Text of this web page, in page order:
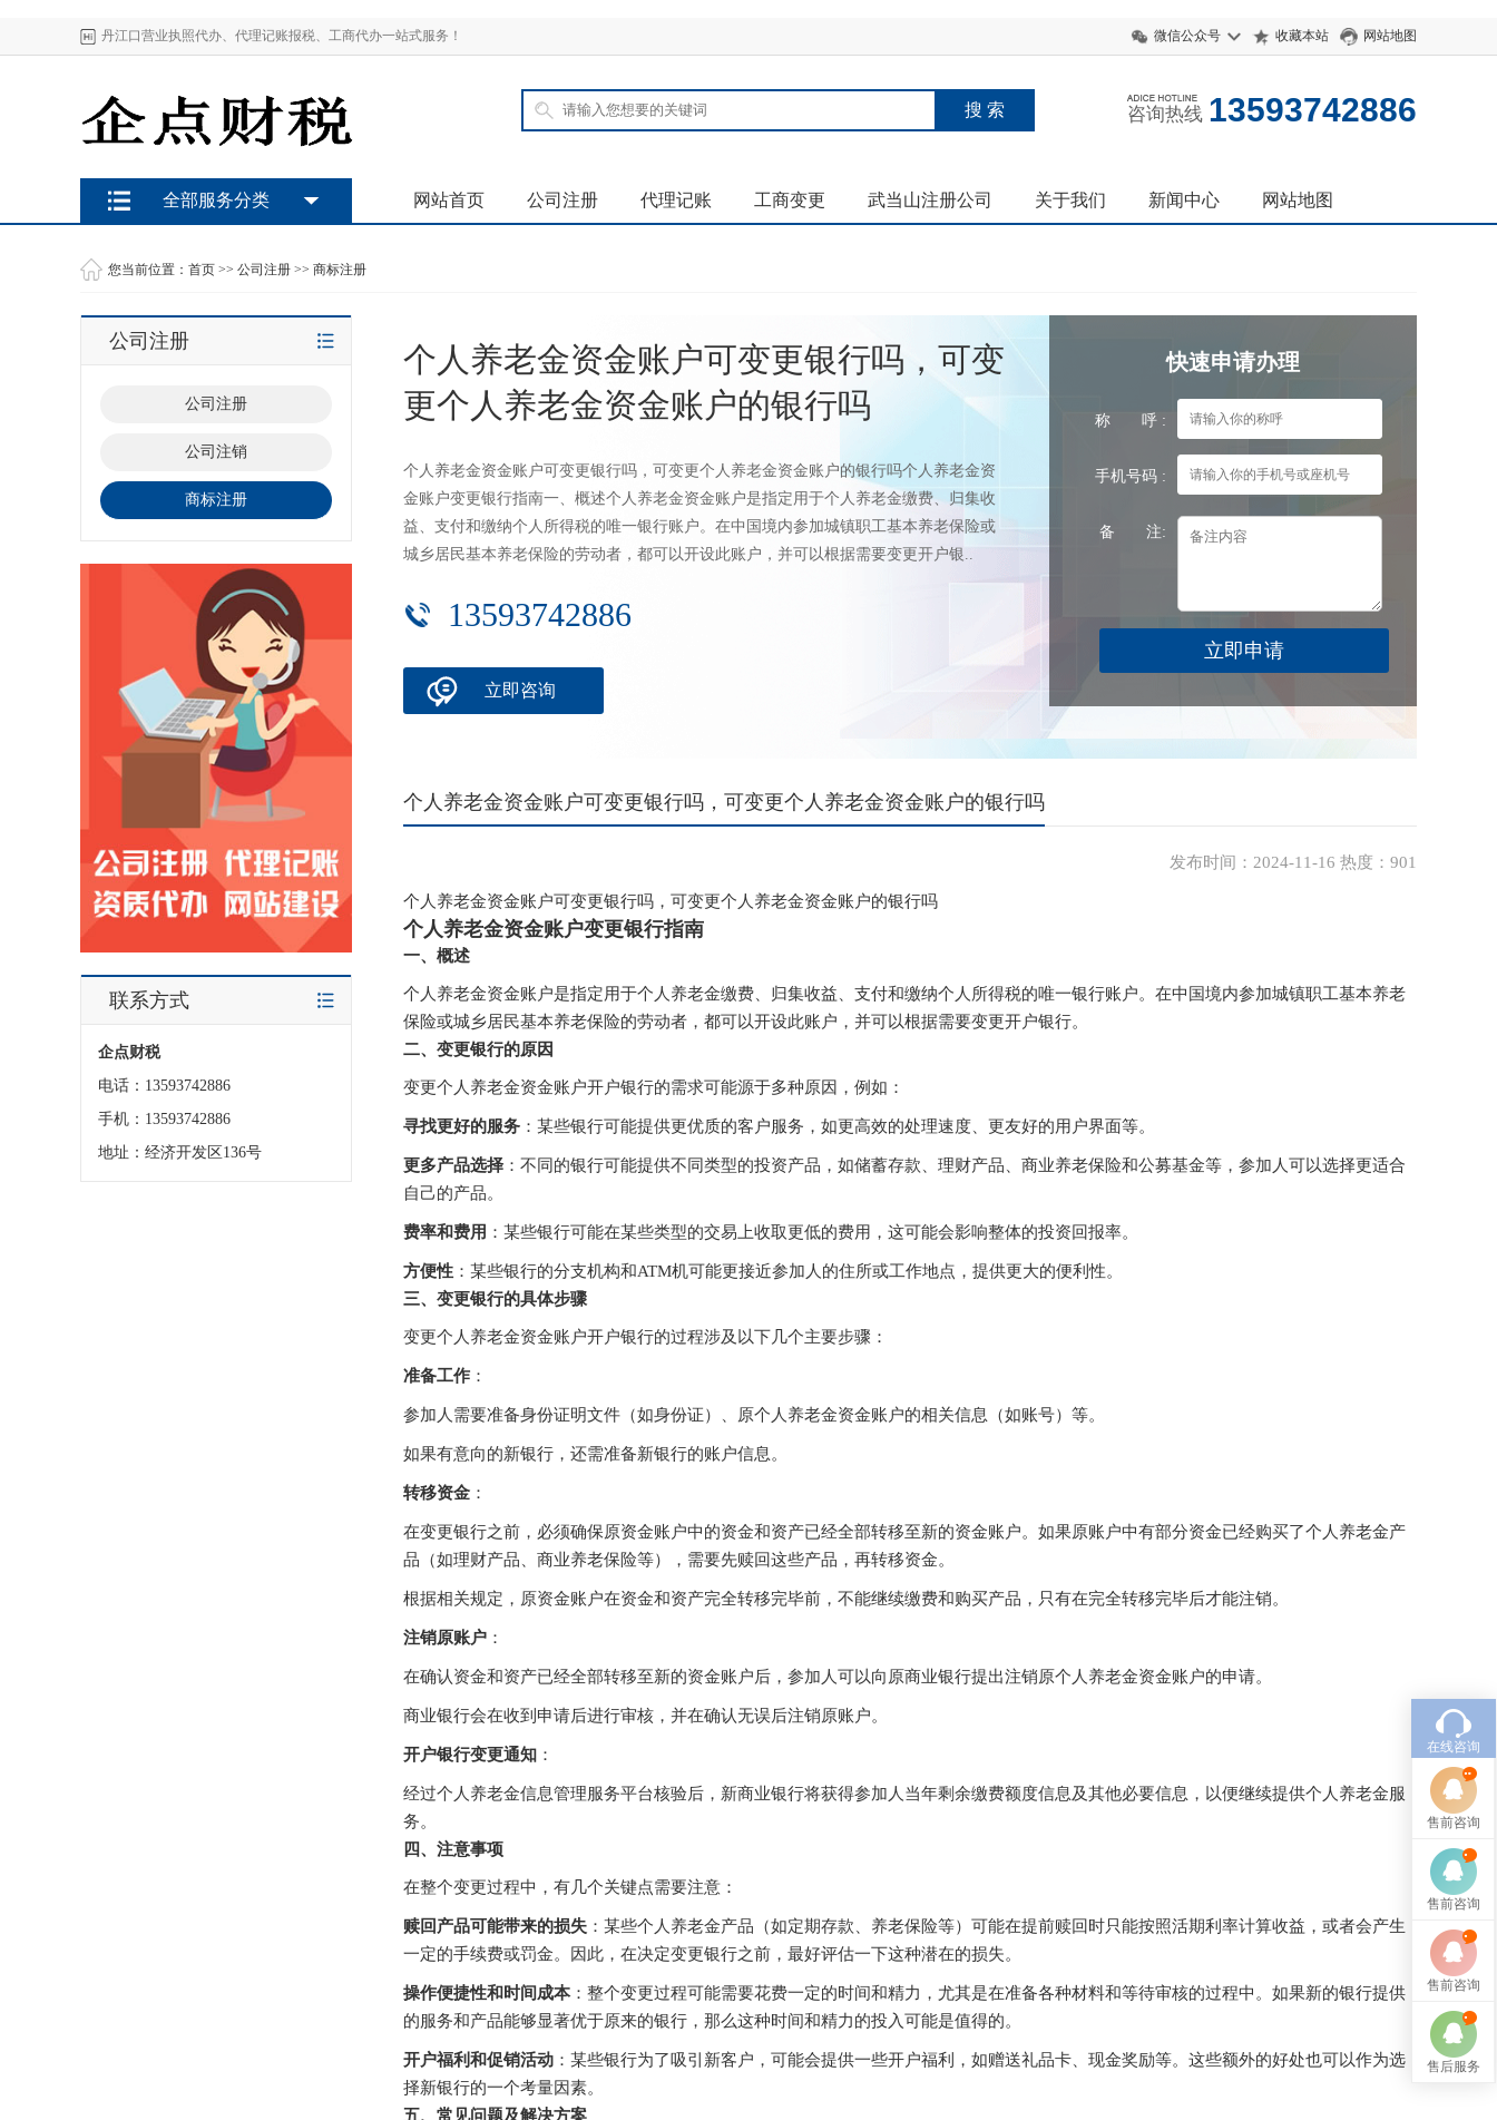
丹江口营业执照代办、代理记账报税、工商代办一站式服务！ 微信公众号 收藏本站 网站地图
咨询热线 13593742886
网站首页 公司注册 代理记账 工商变更 武当山注册公司 关于我们 新闻中心 网站地图
全部服务分类
您当前位置： 首页 >> 公司注册 >> 商标注册
公司注册
公司注册
公司注销
商标注册
联系方式
企点财税
电话：13593742886
手机：13593742886
地址：经济开发区136号
个人养老金资金账户可变更银行吗，可变
更个人养老金资金账户的银行吗
个人养老金资金账户可变更银行吗，可变更个人养老金资金账户的银行吗个人养老金资
金账户变更银行指南一、概述个人养老金资金账户是指定用于个人养老金缴费、归集收
益、支付和缴纳个人所得税的唯一银行账户。在中国境内参加城镇职工基本养老保险或
城乡居民基本养老保险的劳动者，都可以开设此账户，并可以根据需要变更开户银..
13593742886
立即咨询
快速申请办理
称 呼 :
手机号码 :
备 注:
个人养老金资金账户可变更银行吗，可变更个人养老金资金账户的银行吗
发布时间：2024-11-16 热度：901
个人养老金资金账户可变更银行吗，可变更个人养老金资金账户的银行吗
个人养老金资金账户变更银行指南
一、概述
个人养老金资金账户是指定用于个人养老金缴费、归集收益、支付和缴纳个人所得税的唯一银行账户。在中国境内参加城镇职工基本养老
保险或城乡居民基本养老保险的劳动者，都可以开设此账户，并可以根据需要变更开户银行。
二、变更银行的原因
变更个人养老金资金账户开户银行的需求可能源于多种原因，例如：
寻找更好的服务 ：某些银行可能提供更优质的客户服务，如更高效的处理速度、更友好的用户界面等。
更多产品选择 ：不同的银行可能提供不同类型的投资产品，如储蓄存款、理财产品、商业养老保险和公募基金等，参加人可以选择更适合
自己的产品。
费率和费用 ：某些银行可能在某些类型的交易上收取更低的费用，这可能会影响整体的投资回报率。
方便性 ：某些银行的分支机构和ATM机可能更接近参加人的住所或工作地点，提供更大的便利性。
三、变更银行的具体步骤
变更个人养老金资金账户开户银行的过程涉及以下几个主要步骤：
准备工作 ：
参加人需要准备身份证明文件（如身份证）、原个人养老金资金账户的相关信息（如账号）等。
如果有意向的新银行，还需准备新银行的账户信息。
转移资金 ：
在变更银行之前，必须确保原资金账户中的资金和资产已经全部转移至新的资金账户。如果原账户中有部分资金已经购买了个人养老金产
品（如理财产品、商业养老保险等），需要先赎回这些产品，再转移资金。
根据相关规定，原资金账户在资金和资产完全转移完毕前，不能继续缴费和购买产品，只有在完全转移完毕后才能注销。
注销原账户 ：
在确认资金和资产已经全部转移至新的资金账户后，参加人可以向原商业银行提出注销原个人养老金资金账户的申请。
商业银行会在收到申请后进行审核，并在确认无误后注销原账户。
开户银行变更通知 ：
经过个人养老金信息管理服务平台核验后，新商业银行将获得参加人当年剩余缴费额度信息及其他必要信息，以便继续提供个人养老金服
务。
四、注意事项
在整个变更过程中，有几个关键点需要注意：
赎回产品可能带来的损失 ：某些个人养老金产品（如定期存款、养老保险等）可能在提前赎回时只能按照活期利率计算收益，或者会产生
一定的手续费或罚金。因此，在决定变更银行之前，最好评估一下这种潜在的损失。
操作便捷性和时间成本：整个变更过程可能需要花费一定的时间和精力，尤其是在准备各种材料和等待审核的过程中。如果新的银行提供
的服务和产品能够显著优于原来的银行，那么这种时间和精力的投入可能是值得的。
开户福利和促销活动 ：某些银行为了吸引新客户，可能会提供一些开户福利，如赠送礼品卡、现金奖励等。这些额外的好处也可以作为选
择新银行的一个考量因素。
五、常见问题及解决方案
在线咨询
售前咨询
售前咨询
售前咨询
售后服务